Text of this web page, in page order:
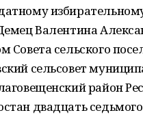
Валентина
Совета сельского
сельсовет
район
двадцать